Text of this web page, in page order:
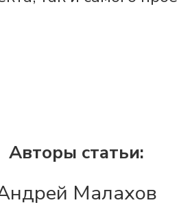
Авторы статьи:
Малахов